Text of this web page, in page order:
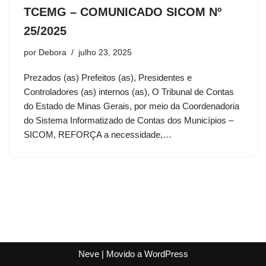
TCEMG – COMUNICADO SICOM Nº
25/2025
por Debora julho 23, 2025
Prezados (as) Prefeitos (as), Presidentes e
Controladores (as) internos (as), O Tribunal de Contas
do Estado de Minas Gerais, por meio da Coordenadoria
do Sistema Informatizado de Contas dos Municípios –
SICOM, REFORÇA a necessidade,…
Neve| Movido a WordPress